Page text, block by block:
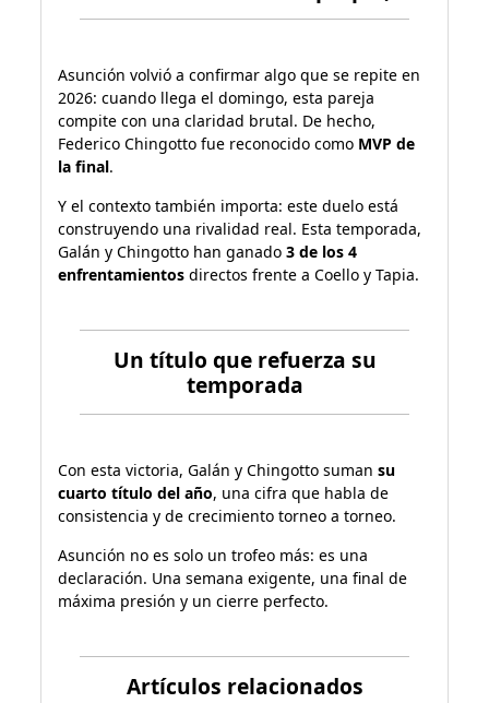
Asunción volvió a confirmar algo que se repite en
2026: cuando llega el domingo, esta pareja
compite con una claridad brutal. De hecho,
Federico Chingotto fue reconocido como MVP de
la final.
Y el contexto también importa: este duelo está
construyendo una rivalidad real. Esta temporada,
Galán y Chingotto han ganado3 de los 4
enfrentamientos directos frente a Coello y Tapia.
Un título que refuerza su
temporada
Con esta victoria, Galán y Chingotto sumansu
cuarto título del año, una cifra que habla de
consistencia y de crecimiento torneo a torneo.
Asunción no es solo un trofeo más: es una
declaración. Una semana exigente, una final de
máxima presión y un cierre perfecto.
Artículos relacionados